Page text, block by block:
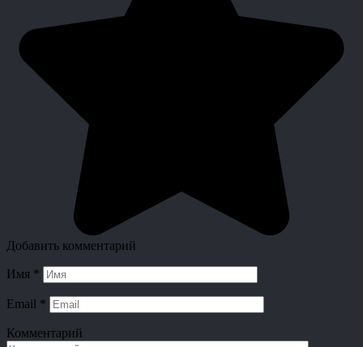
Добавить комментарий
Имя *
Email *
Комментарий